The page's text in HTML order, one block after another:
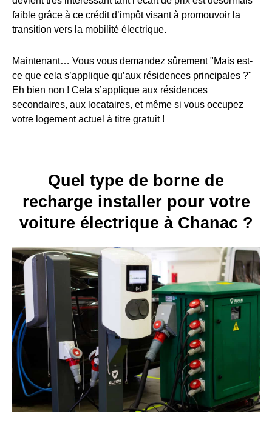
faible grâce à ce crédit d’impôt visant à promouvoir la
transition vers la mobilité électrique.
Maintenant… Vous vous demandez sûrement "Mais est-
ce que cela s’applique qu’aux résidences principales ?"
Eh bien non ! Cela s’applique aux résidences
secondaires, aux locataires, et même si vous occupez
votre logement actuel à titre gratuit !
Quel type de borne de
recharge installer pour votre
voiture électrique à Chanac ?